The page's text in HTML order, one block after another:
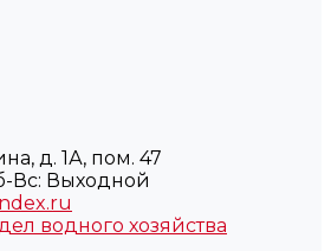
д. 1А, пом. 47
Вс: Выходной
водного хозяйства